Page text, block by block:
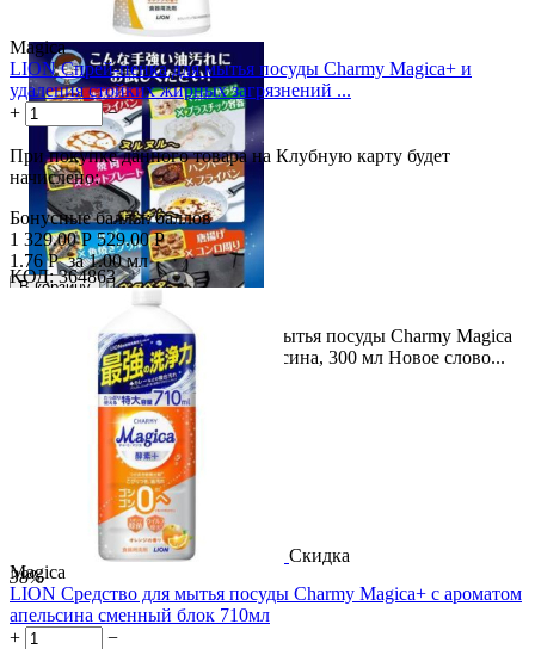
Magica
LION Спрей-пенка для мытья посуды Charmy Magica+ и
удаления стойких жирных загрязнений ...
+
−
При покупке данного товара на Клубную карту будет
начислено:
Бонусные баллы: баллов
1 329.00 Р 529.00 Р
1.76 Рза 1.00 мл
В корзину

LION Средство спрей-пена для мытья посуды Charmy Magica
и кухонной утвари, аромат апельсина, 300 мл Новое слово...
КОД: 364863
Скидка
38%
Magica
LION Средство для мытья посуды Charmy Magica+ с ароматом
апельсина сменный блок 710мл
+
−